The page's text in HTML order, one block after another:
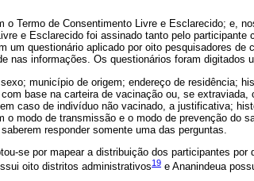
o Termo de Consentimento Livre e Esclarecido; e,
e Esclarecido foi assinado tanto pelo participante
um questionário aplicado por oito pesquisadores de
nas informações. Os questionários foram
município de origem; endereço de residência;
base na carteira de vacinação ou, se extraviada,
caso de indivíduo não vacinado, a justificativa;
o modo de transmissão e o modo de prevenção do
responder somente uma das perguntas.
se por mapear a distribuição dos participantes
oito distritos administrativos19 e Ananindeua